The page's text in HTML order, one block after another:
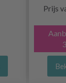
Prijs